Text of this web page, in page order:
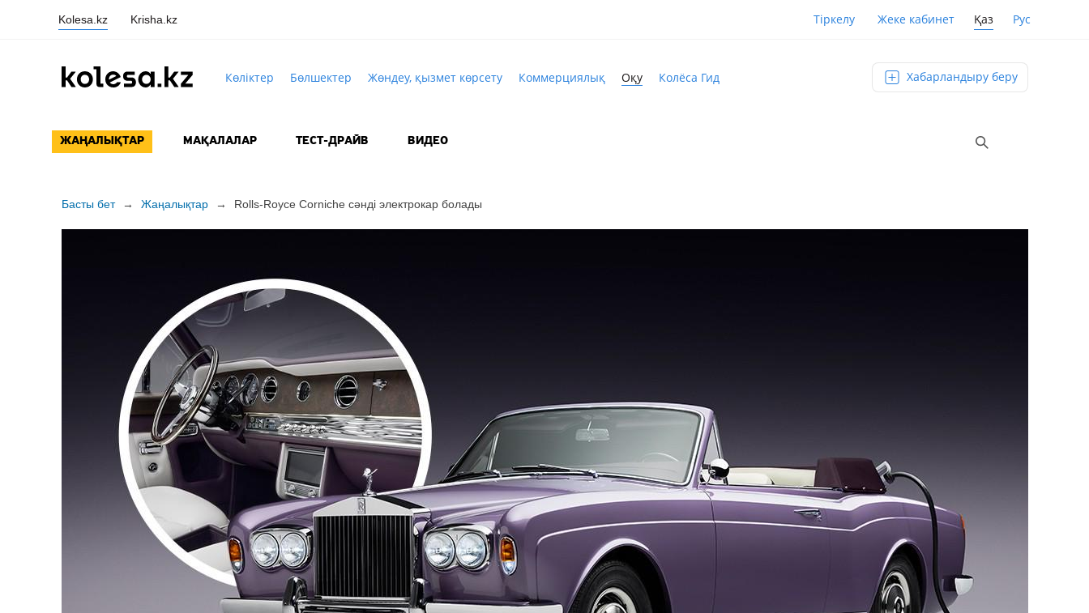
Kolesa.kz Krisha.kz Тіркелу Жеке кабинет Қаз Рус
Көліктер Бөлшектер Жөндеу, қызмет көрсету Коммерциялық Оқу Колёса Гид Хабарландыру беру
ЖАҢАЛЫҚТАР МАҚАЛАЛАР ТЕСТ-ДРАЙВ ВИДЕО
Басты бет → Жаңалықтар → Rolls-Royce Corniche сәнді электрокар болады